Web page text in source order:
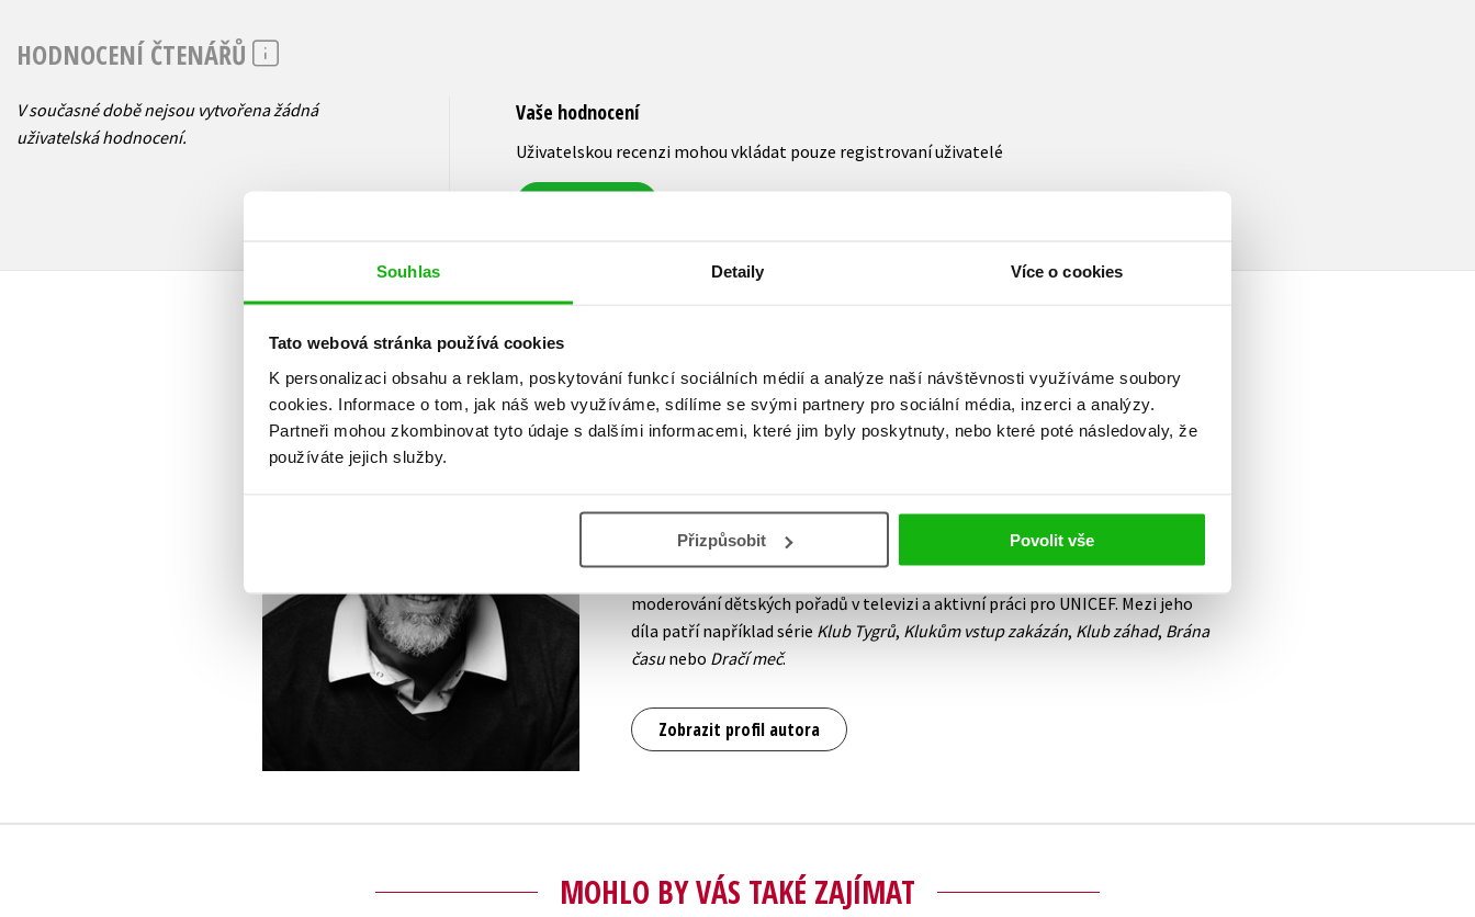
Souhlas Detaily Více o cookies
Tato webová stránka používá cookies
K personalizaci obsahu a reklam, poskytování funkcí sociálních médií a analýze naší návštěvnosti využíváme soubory
cookies. Informace o tom, jak náš web využíváme, sdílíme se svými partnery pro sociální média, inzerci a analýzy.
Partneři mohou zkombinovat tyto údaje s dalšími informacemi, které jim byly poskytnuty, nebo které poté následovaly, že
používáte jejich služby.
Přizpůsobit Povolit vše
HODNOCENÍ ČTENÁŘŮ
V současné době nejsou vytvořena žádná
uživatelská hodnocení.
Vaše hodnocení
Uživatelskou recenzi mohou vkládat pouze registrovaní uživatelé
Thomas Brezina
pravděpodobně jedním z nejproduktivnějších spisovatelů na světě, který se
věnuje literatuře pro děti. Jeho knížky byly přeloženy do více než třiceti
moderování dětských pořadů v televizi a aktivní práci pro UNICEF. Mezi jeho
díla patří například série Klub Tygrů, Klukům vstup zakázán, Klub záhad, Brána
časunebo Dračí meč.
Zobrazit profil autora
MOHLO BY VÁS TAKÉ ZAJÍMAT